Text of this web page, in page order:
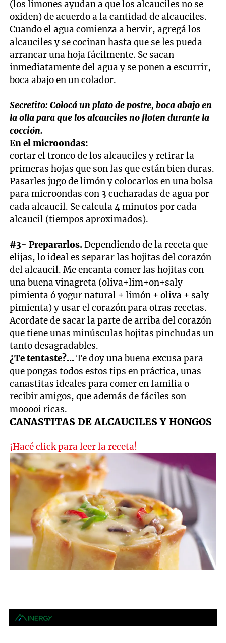
(los limones ayudan a que los alcauciles no se
oxiden) de acuerdo a la cantidad de alcauciles.
Cuando el agua comienza a hervir, agregá los
alcauciles y se cocinan hasta que se les pueda
arrancar una hoja fácilmente. Se sacan
inmediatamente del agua y se ponen a escurrir,
boca abajo en un colador.
Secretito: Colocá un plato de postre, boca abajo en
la olla para que los alcauciles no floten durante la
cocción.
En el microondas:
cortar el tronco de los alcauciles y retirar la
primeras hojas que son las que están bien duras.
Pasarles jugo de limón y colocarlos en una bolsa
para microondas con 3 cucharadas de agua por
cada alcaucil. Se calcula 4 minutos por cada
alcaucil (tiempos aproximados).
#3- Prepararlos.Dependiendo de la receta que
elijas, lo ideal es separar las hojitas del corazón
del alcaucil. Me encanta comer las hojitas con
una buena vinagreta (oliva+lim+on+saly
pimienta ó yogur natural + limón + oliva + saly
pimienta) y usar el corazón para otras recetas.
Acordate de sacar la parte de arriba del corazón
que tiene unas minúsculas hojitas pinchudas un
tanto desagradables.
¿Te tentaste?...Te doy una buena excusa para
que pongas todos estos tips en práctica, unas
canastitas ideales para comer en familia o
recibir amigos, que además de fáciles son
mooooi ricas.
CANASTITAS DE ALCAUCILES Y HONGOS
¡Hacé click para leer la receta!